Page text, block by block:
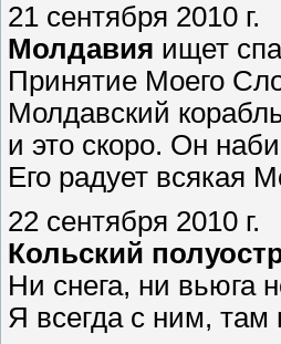
21 сентября 2010 г.
Молдавия ищет
Принятие Моего
Молдавский
и это скоро. Он
Его радует всякая
22 сентября 2010 г.
Кольский
Ни снега, ни вьюга
Я всегда с ним,